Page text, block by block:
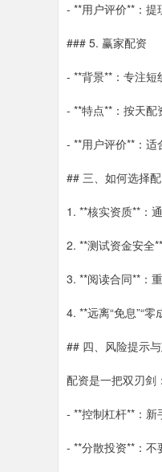
- **用户评价**：提
### 5. 赢家配资
- **背景**：专注短
- **特点**：按天配
- **用户评价**：适
## 三、如何选择
1. **核实资质**：
2. **测试资金安全
3. **阅读合同**：
4. **远离“免息”“
## 四、风险提示
配资是一把双刃剑
- **控制杠杆**：新
- **分散投资**：不